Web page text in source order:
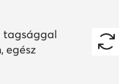
tagsággal
egész